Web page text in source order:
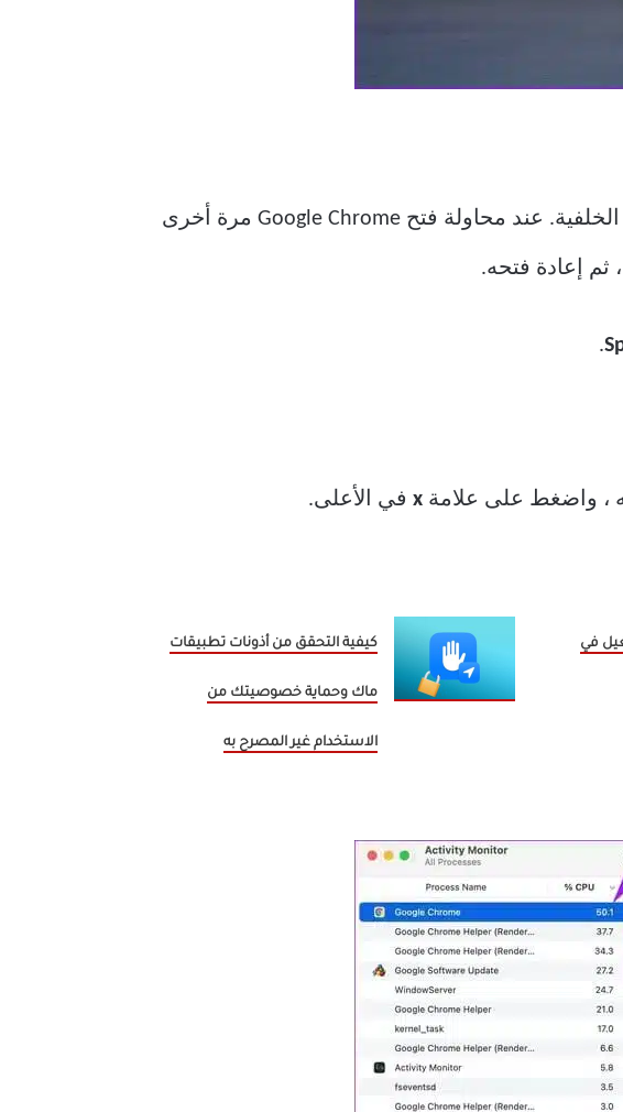
يمكن أن تكون هناك أوقات يكون فيها Google Chrome قيد التشغيل بالفعل في الخلفية. عند محاولة فتح Google Chrome مرة أخرى
.
، واضغط على علامة x في الأعلى.
في كيفية التحقق من أذونات تطبيقات
ماك وحماية خصوصيتك من
الاستخدام غير المصرح به